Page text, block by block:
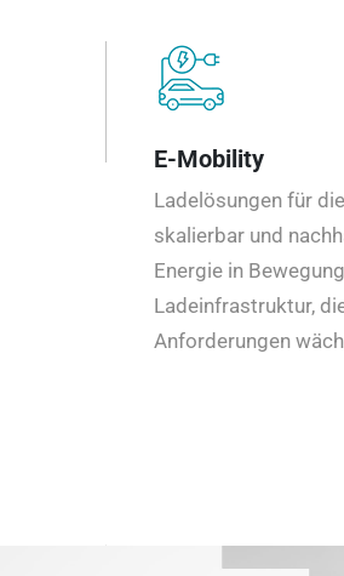
E-Mobility
Ladelösungen für
skalierbar und
Energie in
Ladeinfrastruktur,
Anforderungen